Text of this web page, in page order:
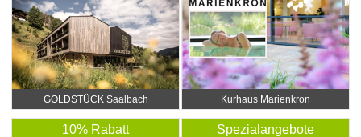
GOLDSTÜCK Saalbach Kurhaus Marienkron
10% Rabatt Spezialangebote